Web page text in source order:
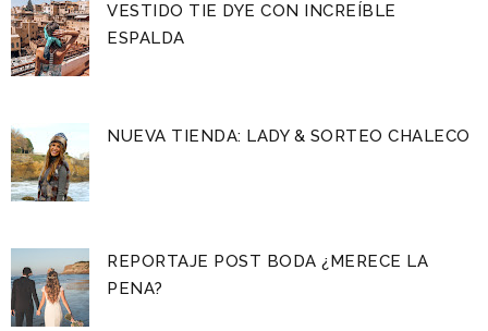
VESTIDO TIE DYE CON INCREÍBLE
ESPALDA
NUEVA TIENDA: LADY & SORTEO CHALECO
REPORTAJE POST BODA ¿MERECE LA
PENA?